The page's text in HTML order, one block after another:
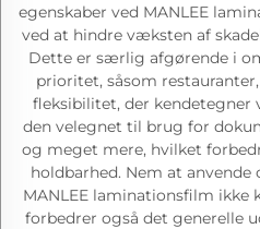
egenskaber ved MANLEE
ved at hindre væksten af
Dette er særlig afgørende i
prioritet, såsom
fleksibilitet, der
den velegnet til brug for
og meget mere, hvilket
holdbarhed. Nem at
MANLEE laminationsfilm ikke
forbedrer også det generelle